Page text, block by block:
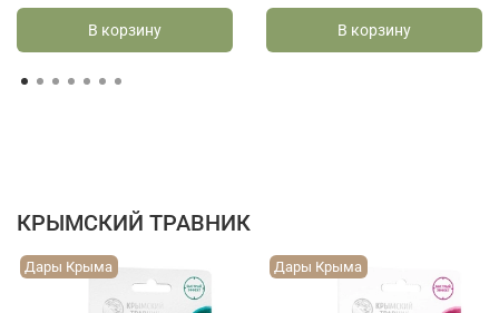
В корзину В корзину
КРЫМСКИЙ ТРАВНИК
Дары Крыма Дары Крыма